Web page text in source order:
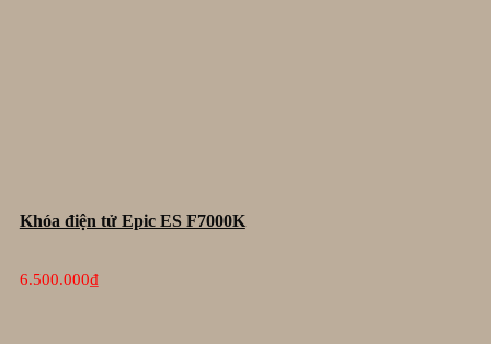
Khóa điện tử Epic ES F7000K
6.500.000₫